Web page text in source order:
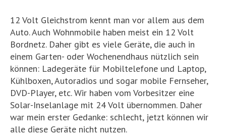
12 Volt Gleichstrom kennt man vor allem aus dem
Auto. Auch Wohnmobile haben meist ein 12 Volt
Bordnetz. Daher gibt es viele Geräte, die auch in
einem Garten- oder Wochenendhaus nützlich sein
können: Ladegeräte für Mobiltelefone und Laptop,
Kühlboxen, Autoradios und sogar mobile Fernseher,
DVD-Player, etc. Wir haben vom Vorbesitzer eine
Solar-Inselanlage mit 24 Volt übernommen. Daher
war mein erster Gedanke: schlecht, jetzt können wir
alle diese Geräte nicht nutzen.